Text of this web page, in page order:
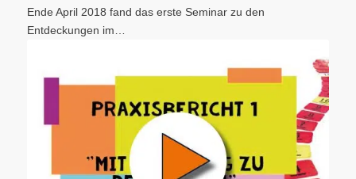
Ende April 2018 fand das erste Seminar zu den
Entdeckungen im…